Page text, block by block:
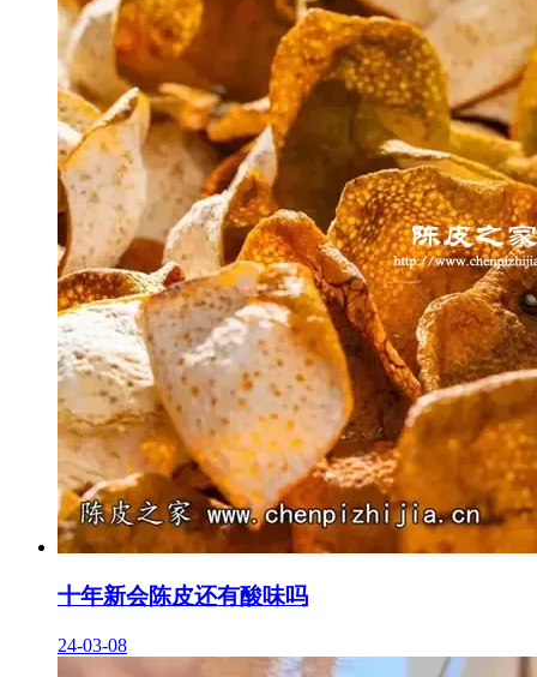
十年新会陈皮还有酸味吗
24-03-08